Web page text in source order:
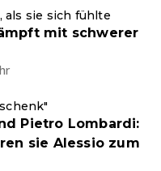
als sie sich fühlte
mit schwerer
Pietro Lombardi:
sie Alessio zum